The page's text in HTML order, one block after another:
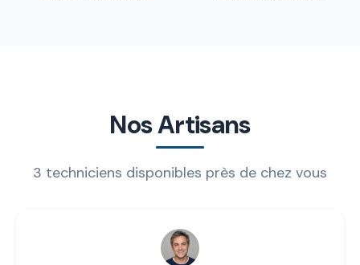
Nos Artisans
3 techniciens disponibles près de chez vous